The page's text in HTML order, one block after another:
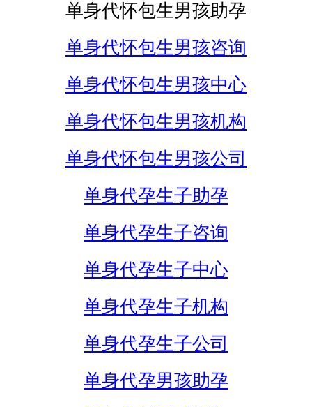
单身代怀包生男孩助孕
单身代怀包生男孩咨询
单身代怀包生男孩中心
单身代怀包生男孩机构
单身代怀包生男孩公司
单身代孕生子助孕
单身代孕生子咨询
单身代孕生子中心
单身代孕生子机构
单身代孕生子公司
单身代孕男孩助孕